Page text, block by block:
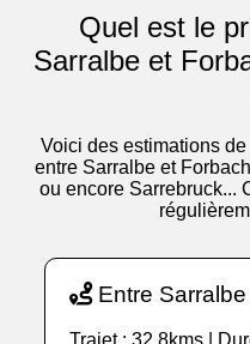
Quel est le
Sarralbe et
Voici des estimations
entre Sarralbe et
ou encore Sarrebruck...
Entre